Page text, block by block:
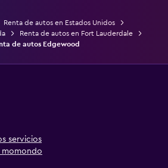
Renta de autos en Estados Unidos
Renta de autos en Fort Lauderdale
de autos Edgewood
servicios
momondo